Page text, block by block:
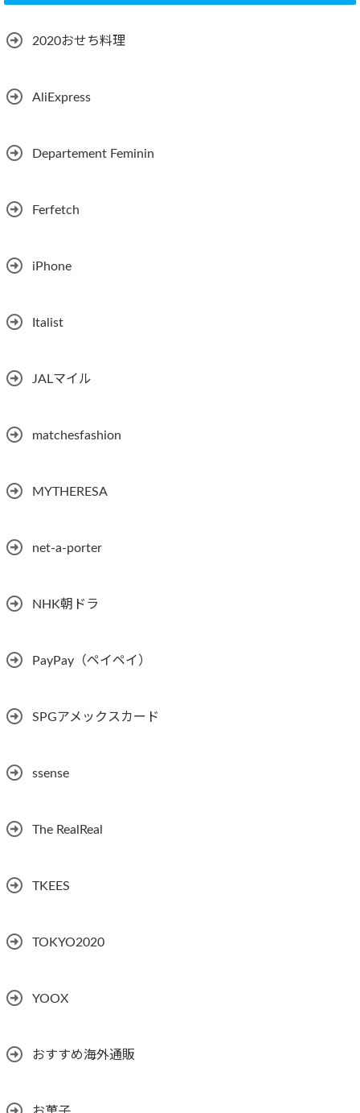
2020おせち料理
AliExpress
Departement Feminin
Ferfetch
iPhone
Italist
JALマイル
matchesfashion
MYTHERESA
net-a-porter
NHK朝ドラ
PayPay（ペイペイ）
SPGアメックスカード
ssense
The RealReal
TKEES
TOKYO2020
YOOX
おすすめ海外通販